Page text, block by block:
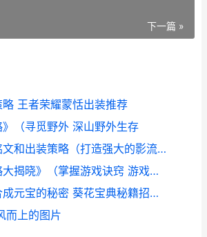
下一篇 »
王者荣耀蒙恬出装推荐
》（寻觅野外 深山野外生存
探讨影流之主铭文和出装策略（打造强大的影流之主 影流之主铭文怎么点
《梦幻家园策略大揭晓》（掌握游戏诀窍 游戏梦幻家园攻略
葵花宝典装备合成元宝的秘密 葵花宝典秘籍招式图
而上的图片